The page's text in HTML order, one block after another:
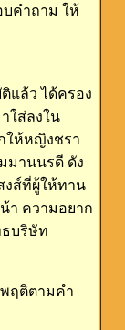
คำถาม ให้
แล้ว ได้ครอง
ใส่ลงใน
ให้หญิงชรา
มานนรดี ดัง
งส์ที่ผู้ให้ทาน
า ความอยาก
บริษัท
ฤติตามคำ